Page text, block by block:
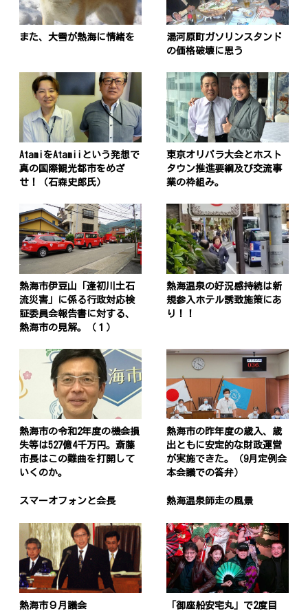
また、大雪が熱海に情緒を
湯河原町ガソリンスタンド
の価格破壊に思う
AtamiをAtamiiという発想で
真の国際観光都市をめざ
せ！（石森史郎氏）
東京オリパラ大会とホスト
タウン推進要綱及び交流事
業の枠組み。
熱海市伊豆山「逢初川土石
流災害」に係る行政対応検
証委員会報告書に対する、
熱海市の見解。（１）
熱海温泉の好況感持続は新
規参入ホテル誘致施策にあ
り！！
熱海市の令和2年度の機会損
失等は527億4千万円。斎藤
市長はこの難曲を打開して
いくのか。
熱海市の昨年度の歳入、歳
出ともに安定的な財政運営
が実施できた。（9月定例会
本会議での答弁）
スマーオフォンと会長 熱海温泉師走の風景
熱海市９月議会
「御座船安宅丸」で2度目